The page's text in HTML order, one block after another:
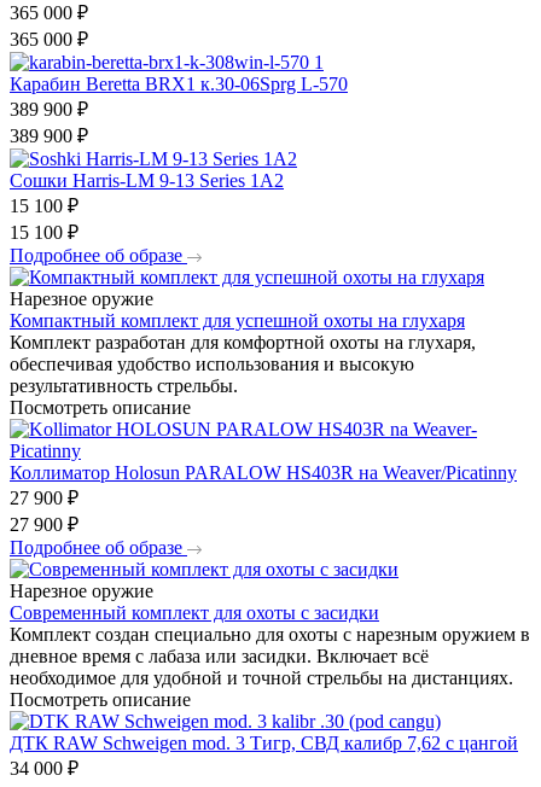
365 000 ₽
365 000 ₽
Карабин Beretta BRX1 к.30-06Sprg L-570
389 900 ₽
389 900 ₽
Сошки Harris-LM 9-13 Series 1A2
15 100 ₽
15 100 ₽
Подробнее об образе
Нарезное оружие
Компактный комплект для успешной охоты на глухаря
Комплект разработан для комфортной охоты на глухаря,
обеспечивая удобство использования и высокую
результативность стрельбы.
Посмотреть описание
Коллиматор Holosun PARALOW HS403R на Weaver/Picatinny
27 900 ₽
27 900 ₽
Подробнее об образе
Нарезное оружие
Современный комплект для охоты с засидки
Комплект создан специально для охоты с нарезным оружием в
дневное время с лабаза или засидки. Включает всё
необходимое для удобной и точной стрельбы на дистанциях.
Посмотреть описание
ДТК RAW Schweigen mod. 3 Тигр, СВД калибр 7,62 с цангой
34 000 ₽